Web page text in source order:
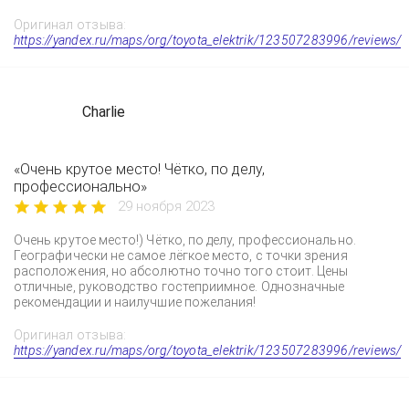
Оригинал отзыва:
https://yandex.ru/maps/org/toyota_elektrik/123507283996/reviews/
Charlie
«Очень крутое место! Чётко, по делу,
профессионально»
29 ноября 2023
Очень крутое место!) Чётко, по делу, профессионально.
Географически не самое лёгкое место, с точки зрения
расположения, но абсолютно точно того стоит. Цены
отличные, руководство гостеприимное. Однозначные
рекомендации и наилучшие пожелания!
Оригинал отзыва:
https://yandex.ru/maps/org/toyota_elektrik/123507283996/reviews/